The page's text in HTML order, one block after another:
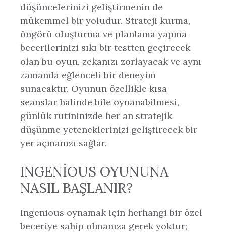
düşüncelerinizi geliştirmenin de
mükemmel bir yoludur. Strateji kurma,
öngörü oluşturma ve planlama yapma
becerilerinizi sıkı bir testten geçirecek
olan bu oyun, zekanızı zorlayacak ve aynı
zamanda eğlenceli bir deneyim
sunacaktır. Oyunun özellikle kısa
seanslar halinde bile oynanabilmesi,
günlük rutininizde her an stratejik
düşünme yeteneklerinizi geliştirecek bir
yer açmanızı sağlar.
INGENIOUS OYUNUNA
NASIL BAŞLANIR?
Ingenious oynamak için herhangi bir özel
beceriye sahip olmanıza gerek yoktur;